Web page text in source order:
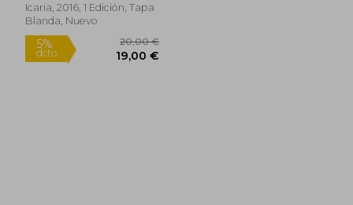
Icaria, 2016, 1 Edición, Tapa
Blanda, Nuevo